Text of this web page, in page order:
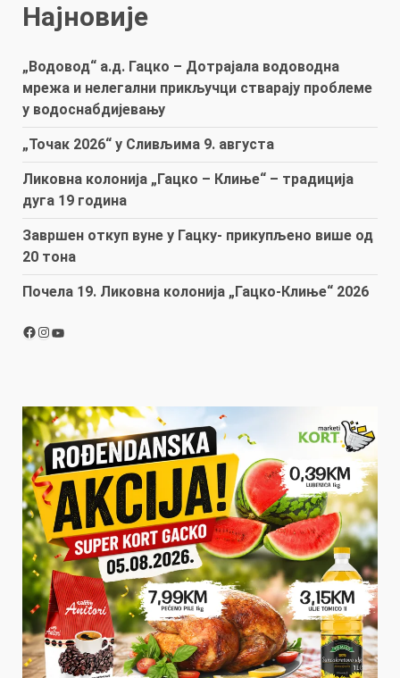
Најновије
„Водовод“ а.д. Гацко – Дотрајала водоводна
мрежа и нелегални прикључци стварају проблеме
у водоснабдијевању
„Точак 2026“ у Сливљима 9. августа
Ликовна колонија „Гацко – Клиње“ – традиција
дуга 19 година
Завршен откуп вуне у Гацку- прикупљено више од
20 тона
Почела 19. Ликовна колонија „Гацко-Клиње“ 2026
Facebook
Instagram
YouTube